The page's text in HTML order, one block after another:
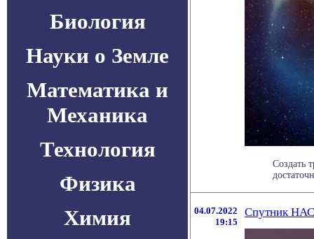
Биология
Науки о Земле
Математика и
Механика
Технология
Физика
Химия
Cоздать
04.07.2022
19:15
Спутник